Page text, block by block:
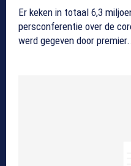
Er keken in totaal 6,3
persconferentie over de
werd gegeven door